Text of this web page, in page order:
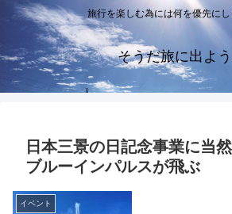
旅行を楽しむ為には何を優先にし
そうだ旅に出よ
日本三景の日記念事業に当
ブルーインパルスが飛ぶ
イベント